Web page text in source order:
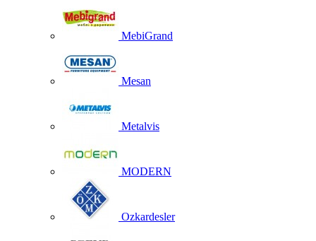
MebiGrand
Mesan
Metalvis
MODERN
Ozkardesler